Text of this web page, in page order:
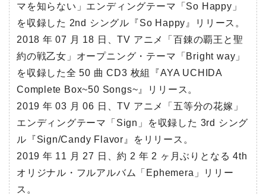
マを知らない」エンディングテーマ「So Happy」
を収録した 2nd シングル『So Happy』リリース。
2018 年 07 月 18 日、TV アニメ「百錬の覇王と聖
約の戦乙女」オープニング・テーマ「Bright way」
を収録した全 50 曲 CD3 枚組『AYA UCHIDA
Complete Box~50 Songs~』リリース。
2019 年 03 月 06 日、TV アニメ「五等分の花嫁」
エンディングテーマ「Sign」を収録した 3rd シング
ル『Sign/Candy Flavor』をリリース。
2019 年 11 月 27 日、約 2 年 2 ヶ月ぶりとなる 4th
オリジナル・フルアルバム「Ephemera」リリー
ス。